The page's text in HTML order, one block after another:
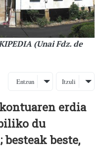
(Unai Fdz. de
Entzun Itzuli
erdia
du
beste,